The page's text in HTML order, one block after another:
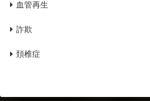
血管再生
詐欺
頚椎症